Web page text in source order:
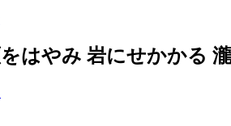
はやみ 岩にせかかる